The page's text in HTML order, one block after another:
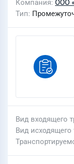
Компания ООО
Тип
Вид входящего
Вид исходящего